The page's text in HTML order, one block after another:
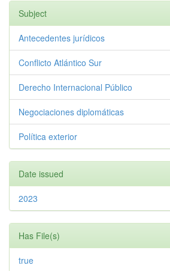
Subject
Antecedentes jurídicos
Conflicto Atlántico Sur
Derecho Internacional Público
Negociaciones diplomáticas
Política exterior
Date issued
2023
Has File(s)
true